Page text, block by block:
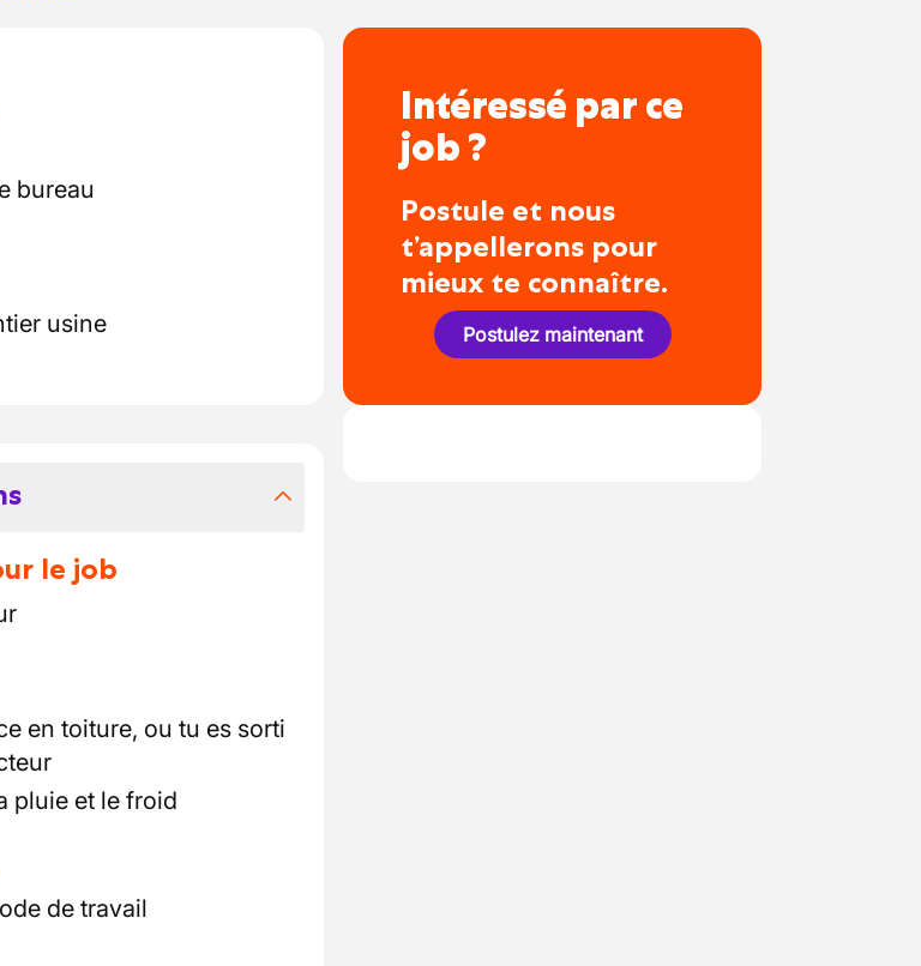
bureau
usine
le job
en toiture, ou tu es sorti
pluie et le froid
de travail
Intéressé par ce
job ?
Postule et nous
t’appellerons pour
mieux te connaître.
Postulez maintenant